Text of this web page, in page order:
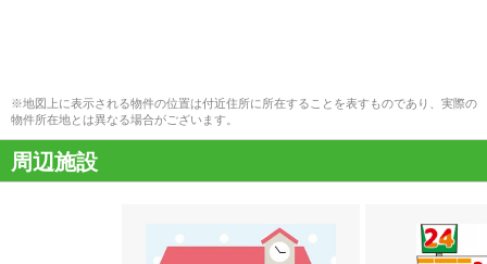
※地図上に表示される物件の位置は付近住所に所在することを表すものであり、実際の
物件所在地とは異なる場合がございます。
周辺施設